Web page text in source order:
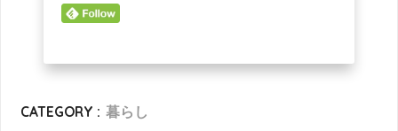
CATEGORY : 暮らし